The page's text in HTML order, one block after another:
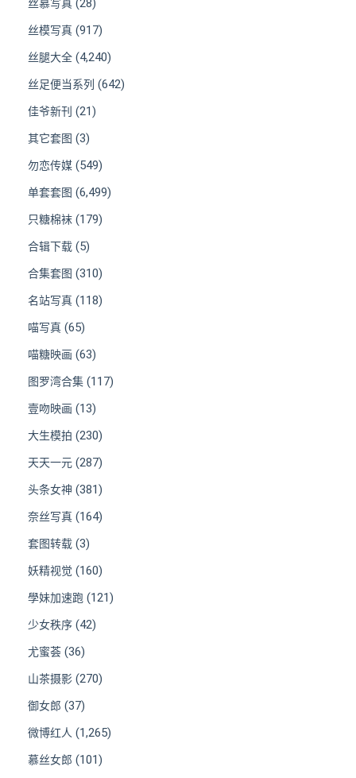
丝慕写真 (28)
丝模写真 (917)
丝腿大全 (4,240)
丝足便当系列 (642)
佳爷新刊 (21)
其它套图 (3)
勿恋传媒 (549)
单套套图 (6,499)
只糖棉袜 (179)
合辑下载 (5)
合集套图 (310)
名站写真 (118)
喵写真 (65)
喵糖映画 (63)
图罗湾合集 (117)
壹吻映画 (13)
大生模拍 (230)
天天一元 (287)
头条女神 (381)
奈丝写真 (164)
套图转载 (3)
妖精视觉 (160)
學妹加速跑 (121)
少女秩序 (42)
尤蜜荟 (36)
山茶摄影 (270)
御女郎 (37)
微博红人 (1,265)
慕丝女郎 (101)